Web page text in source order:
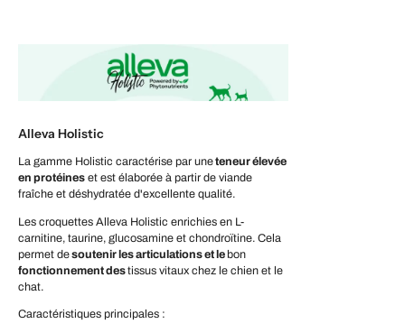
Alleva Holistic
La gamme Holistic caractérise par uneteneur élevée
en protéines et est élaborée à partir de viande
fraîche et déshydratée d'excellente qualité.
Les croquettes Alleva Holistic enrichies en L-
carnitine, taurine, glucosamine et chondroïtine. Cela
permet desoutenir les articulations et lebon
fonctionnement destissus vitaux chez le chien et le
chat.
Caractéristiques principales :